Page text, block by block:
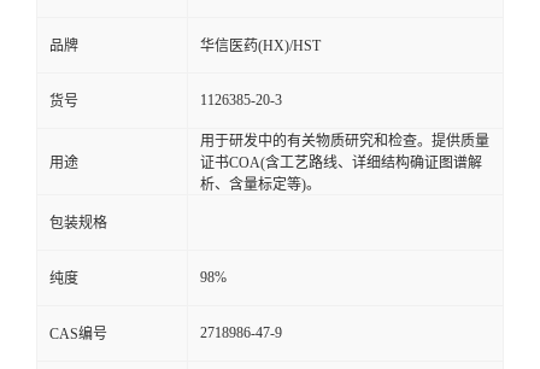
品牌 华信医药(HX)/HST
货号 1126385-20-3
用途
用于研发中的有关物质研究和检查。提供质量
证书COA(含工艺路线、详细结构确证图谱解
析、含量标定等)。
包装规格
纯度 98%
CAS编号 2718986-47-9